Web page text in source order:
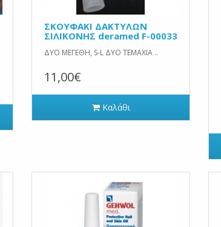
ΣΚΟΥΦΑΚΙ ΔΑΚΤΥΛΩΝ
ΣΙΛΙΚΟΝΗΣ deramed F-00033
ΔΥΟ ΜΕΓΕΘΗ, S-L ΔΥΟ ΤΕΜΑΧΙΑ ..
11,00€
Καλάθι